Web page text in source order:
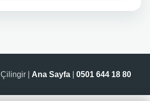
| Ana Sayfa 0501 644 18 80